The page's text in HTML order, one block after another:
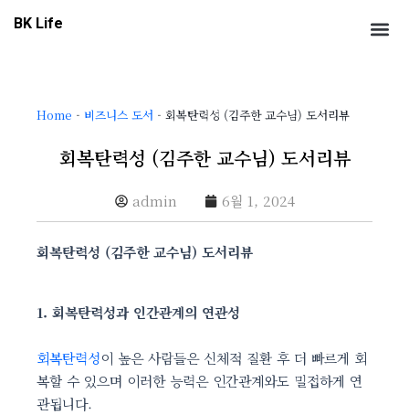
BK Life
Home - 비즈니스 도서 - 회복탄력성 (김주한 교수님) 도서리뷰
회복탄력성 (김주한 교수님) 도서리뷰
admin 6월 1, 2024
회복탄력성 (김주한 교수님) 도서리뷰
1. 회복탄력성과 인간관계의 연관성
회복탄력성이 높은 사람들은 신체적 질환 후 더 빠르게 회
복할 수 있으며 이러한 능력은 인간관계와도 밀접하게 연
관됩니다.